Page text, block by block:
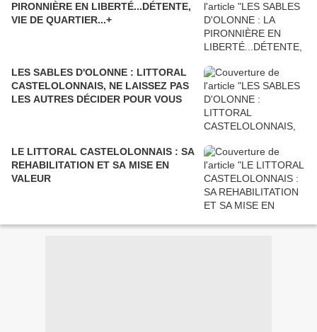
PIRONNIÈRE EN LIBERTÉ...DÉTENTE,
VIE DE QUARTIER...+
LES SABLES D'OLONNE : LITTORAL
CASTELOLONNAIS, NE LAISSEZ PAS
LES AUTRES DÉCIDER POUR VOUS
LE LITTORAL CASTELOLONNAIS : SA
REHABILITATION ET SA MISE EN
VALEUR